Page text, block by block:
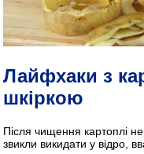
Лайфхаки з
шкіркою
Після чищення картоплі
звикли викидати у відро,